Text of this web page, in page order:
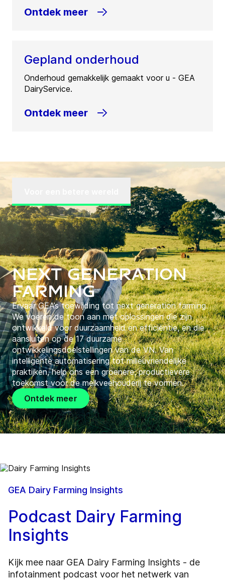
Ontdek meer
Gepland onderhoud
Onderhoud gemakkelijk gemaakt voor u - GEA
DairyService.
Ontdek meer
Next Generation
Farming
Ervaar GEA’s toewijding tot next generation farming.
We voeren de toon aan met oplossingen die zijn
ontwikkeld voor duurzaamheid en efficiëntie, en die
aansluiten op de 17 duurzame
ontwikkelingsdoelstellingen van de VN. Van
intelligente automatisering tot milieuvriendelijke
praktijken, help ons een groenere, productievere
toekomst voor de melkveehouderij te vormen.
Ontdek meer
GEA Dairy Farming Insights
Podcast Dairy Farming
Insights
Kijk mee naar GEA Dairy Farming Insights - de
infotainment podcast voor het netwerk van